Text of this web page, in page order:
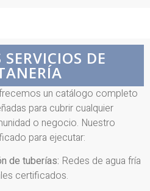
DE
un catálogo completo
para cubrir cualquier
o negocio. Nuestro
para ejecutar:
de tuberías: Redes de agua fría
certificados.